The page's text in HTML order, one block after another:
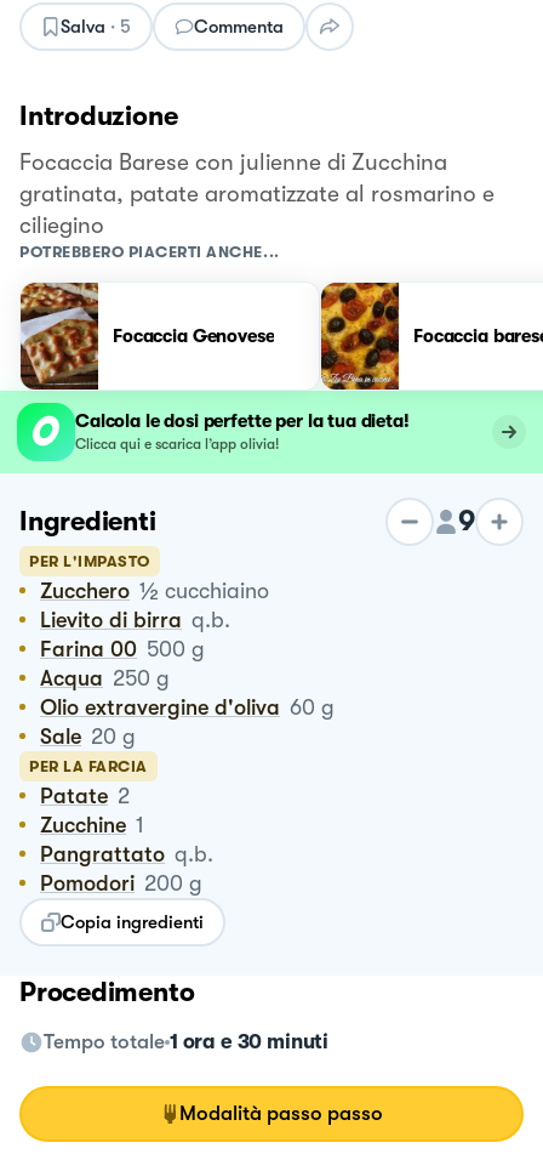
Salva · 5 Commenta
Introduzione
Focaccia Barese con julienne di Zucchina
gratinata, patate aromatizzate al rosmarino e
ciliegino
POTREBBERO PIACERTI ANCHE...
Focaccia Genovese Focaccia
Calcola le dosi perfette per la tua dieta!
Clicca qui e scarica l’app olivia!
Ingredienti 9
PER L'IMPASTO
Zucchero ½ cucchiaino
Lievito di birra q.b.
Farina 00 500 g
Acqua 250 g
Olio extravergine d'oliva 60 g
Sale 20 g
PER LA FARCIA
Patate 2
Zucchine 1
Pangrattato q.b.
Pomodori 200 g
Copia ingredienti
Procedimento
Tempo totale 1 ora e 30 minuti
Modalità passo passo